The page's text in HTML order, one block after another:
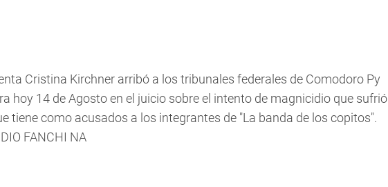
Cristina Kirchner arribó a los tribunales federales de Comodoro Py
hoy 14 de Agosto en el juicio sobre el intento de magnicidio que sufrió
tiene como acusados a los integrantes de "La banda de los copitos".
FANCHI NA